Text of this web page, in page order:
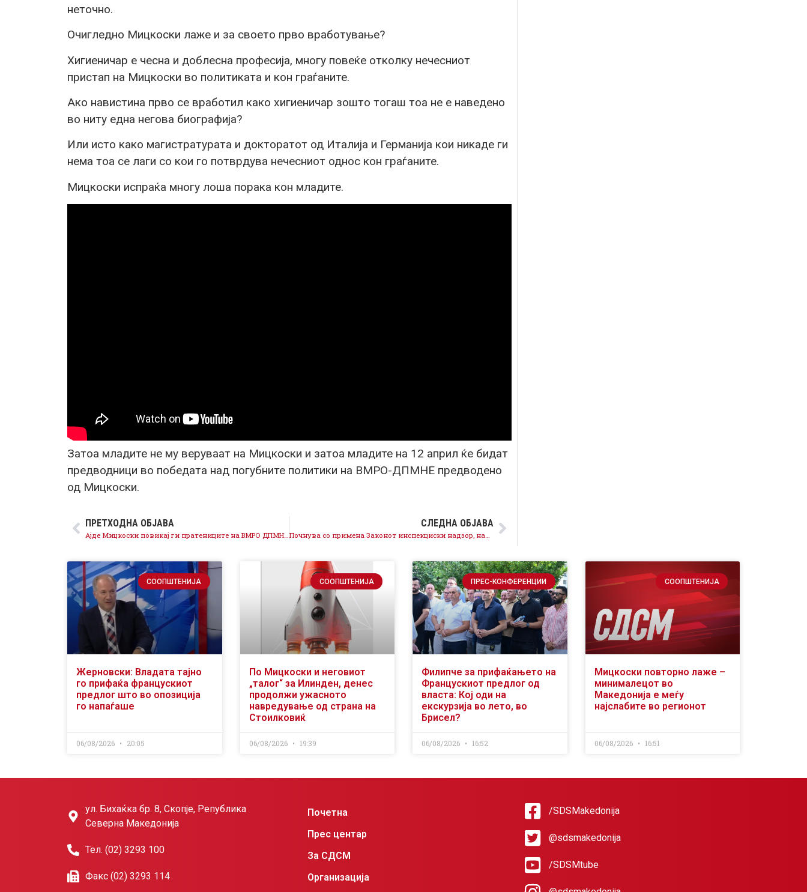
неточно.
Очигледно Мицкоски лаже и за своето прво вработување?
Хигиеничар е чесна и доблесна професија, многу повеќе отколку нечесниот
пристап на Мицкоски во политиката и кон граѓаните.
Ако навистина прво се вработил како хигиеничар зошто тогаш тоа не е наведено
во ниту една негова биографија?
Или исто како магистратурата и докторатот од Италија и Германија кои никаде ги
нема тоа се лаги со кои го потврдува нечесниот однос кон граѓаните.
Мицкоски испраќа многу лоша порака кон младите.
Затоа младите не му веруваат на Мицкоски и затоа младите на 12 април ќе бидат
предводници во победата над погубните политики на ВМРО-ДПМНЕ предводено
од Мицкоски.
ПРЕТХОДНА ОБЈАВА
Ајде Мицкоски повикај ги пратениците на ВМРО ДПМНЕ да го поддржат автентичното толкување поднесено од СДСМ
СЛЕДНА ОБЈАВА
Почнува со примена Законот инспекциски надзор, наместо репресија се обезбедува превентива, за СДСМ владеењето на правото е приоритет
СООПШТЕНИЈА
Жерновски: Владата тајно
го прифаќа францускиот
предлог што во опозиција
го напаѓаше
06/08/2026 20:05
СООПШТЕНИЈА
По Мицкоски и неговиот
„талог“ за Илинден, денес
продолжи ужасното
навредување од страна на
Стоилковиќ
06/08/2026 19:39
ПРЕС-КОНФЕРЕНЦИИ
Филипче за прифаќањето на
Францускиот предлог од
власта: Кој оди на
екскурзија во лето, во
Брисел?
06/08/2026 16:52
СООПШТЕНИЈА
Мицкоски повторно лаже –
минималецот во
Македонија е меѓу
најслабите во регионот
06/08/2026 16:51
ул. Бихаќка бр. 8, Скопје, Република
Северна Македонија
Тел. (02) 3293 100
Факс (02) 3293 114
Почетна
Прес центар
За СДСМ
Организација
/SDSMakedonija
@sdsmakedonija
/SDSMtube